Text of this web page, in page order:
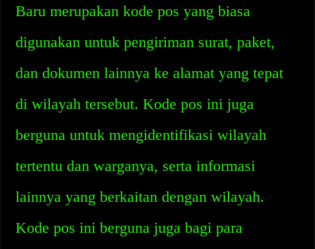
Baru merupakan kode pos yang biasa
digunakan untuk pengiriman surat, paket,
dan dokumen lainnya ke alamat yang tepat
di wilayah tersebut. Kode pos ini juga
berguna untuk mengidentifikasi wilayah
tertentu dan warganya, serta informasi
lainnya yang berkaitan dengan wilayah.
Kode pos ini berguna juga bagi para